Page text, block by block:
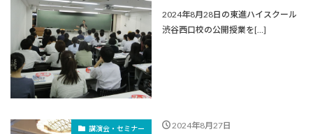
2024年8月28日の東進ハイスクール
渋谷西口校の公開授業を[…]
講演会・セミナー 2024年8月27日